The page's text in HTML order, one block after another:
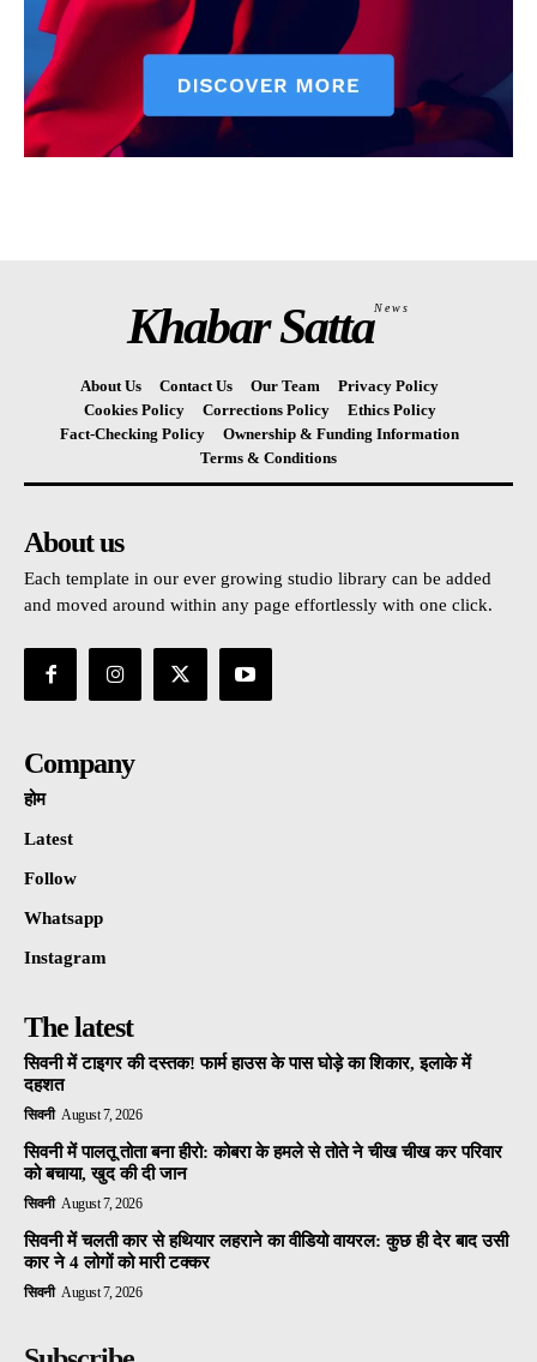
Khabar SattaNews
About Us Contact Us Our Team
Privacy Policy
Cookies Policy
Corrections Policy
Ethics Policy
Fact-Checking Policy
Ownership & Funding Information
Terms & Conditions
About us
Each template in our ever growing studio library can be added
and moved around within any page effortlessly with one click.
Company
होम
Latest
Follow
Whatsapp
Instagram
The latest
सिवनी में टाइगर की दस्तक! फार्म हाउस के पास घोड़े का शिकार, इलाके में
दहशत
सिवनी August 7, 2026
सिवनी में पालतू तोता बना हीरो: कोबरा के हमले से तोते ने चीख चीख कर परिवार
को बचाया, खुद की दी जान
सिवनी August 7, 2026
सिवनी में चलती कार से हथियार लहराने का वीडियो वायरल: कुछ ही देर बाद उसी
कार ने 4 लोगों को मारी टक्कर
सिवनी August 7, 2026